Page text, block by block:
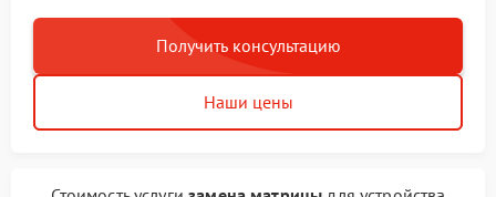
Получить консультацию
Наши цены